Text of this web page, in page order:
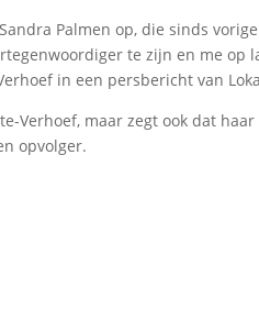
Palmen op, die sinds
te zijn en me
in een persbericht van
Verhoef, maar zegt ook dat
opvolger.